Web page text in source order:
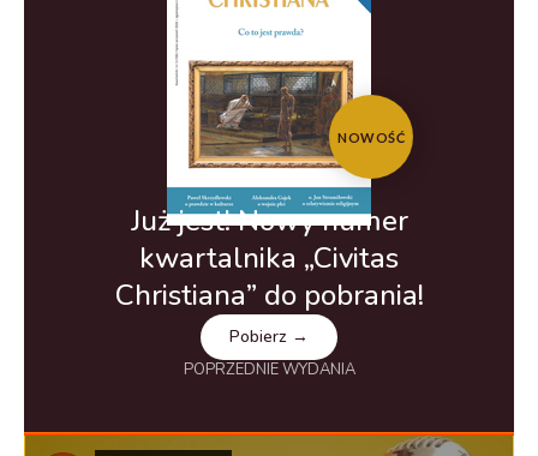
NOWOŚĆ
Już jest! Nowy numer
kwartalnika „Civitas
Christiana” do pobrania!
Pobierz →
POPRZEDNIE WYDANIA